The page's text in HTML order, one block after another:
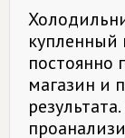
купленный
постоянно
магазин и